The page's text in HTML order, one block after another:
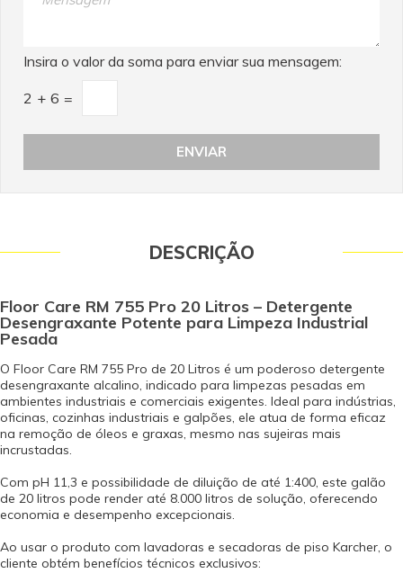
Insira o valor da soma para enviar sua mensagem:
2 + 6 =
DESCRIÇÃO
Floor Care RM 755 Pro 20 Litros – Detergente
Desengraxante Potente para Limpeza Industrial
Pesada
O Floor Care RM 755 Pro de 20 Litros é um poderoso detergente
desengraxante alcalino, indicado para limpezas pesadas em
ambientes industriais e comerciais exigentes. Ideal para indústrias,
oficinas, cozinhas industriais e galpões, ele atua de forma eficaz
na remoção de óleos e graxas, mesmo nas sujeiras mais
incrustadas.
Com pH 11,3 e possibilidade de diluição de até 1:400, este galão
de 20 litros pode render até 8.000 litros de solução, oferecendo
economia e desempenho excepcionais.
Ao usar o produto com lavadoras e secadoras de piso Karcher, o
cliente obtém benefícios técnicos exclusivos: